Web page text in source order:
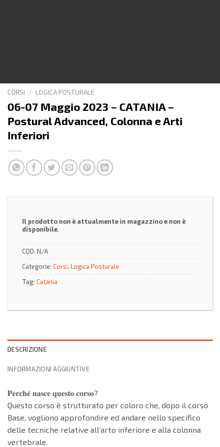
CORSI / LOGICA POSTURALE
06-07 Maggio 2023 – CATANIA –
Postural Advanced, Colonna e Arti
Inferiori
Il prodotto non è attualmente in magazzino e non è
disponibile.
COD: N/A
Categorie: Corsi, Logica Posturale
Tag: Catania
DESCRIZIONE
INFORMAZIONI AGGIUNTIVE
𝐏𝐞𝐫𝐜𝐡𝐞́ 𝐧𝐚𝐬𝐜𝐞 𝐪𝐮𝐞𝐬𝐭𝐨 𝐜𝐨𝐫𝐬𝐨?
Questo corso è strutturato per coloro che, dopo il corso
Base, vogliono approfondire ed andare nello specifico
delle tecniche relative all’arto inferiore e alla colonna
vertebrale.